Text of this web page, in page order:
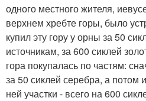
одного местного жителя,
верхнем хребте горы, было
купил эту гору у орны за 50
источникам, за 600 сиклей
гора покупалась по частям:
за 50 сиклей серебра, а потом
ней участки - всего на 600